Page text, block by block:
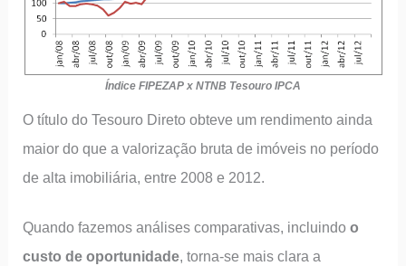
Índice FIPEZAP x NTNB Tesouro IPCA
O título do Tesouro Direto obteve um rendimento ainda
maior do que a valorização bruta de imóveis no período
de alta imobiliária, entre 2008 e 2012.
Quando fazemos análises comparativas, incluindoo
custo de oportunidade, torna-se mais clara a